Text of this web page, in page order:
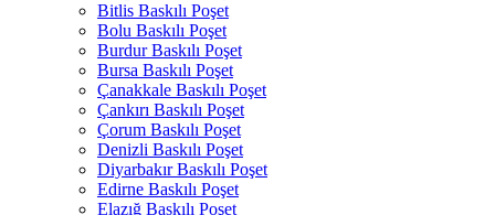
Bitlis Baskılı Poşet
Bolu Baskılı Poşet
Burdur Baskılı Poşet
Bursa Baskılı Poşet
Çanakkale Baskılı Poşet
Çankırı Baskılı Poşet
Çorum Baskılı Poşet
Denizli Baskılı Poşet
Diyarbakır Baskılı Poşet
Edirne Baskılı Poşet
Elazığ Baskılı Poşet